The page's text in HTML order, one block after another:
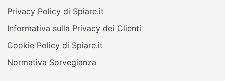
Privacy Policy di Spiare.it
Informativa sulla Privacy dei Clienti
Cookie Policy di Spiare.it
Normativa Sorvegianza